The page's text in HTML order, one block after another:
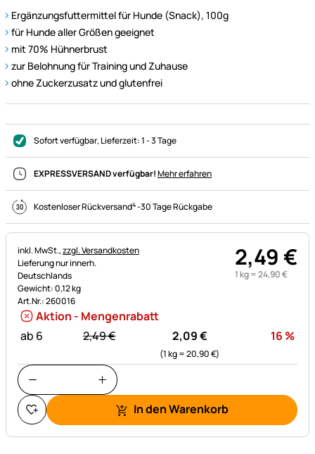
Ergänzungsfuttermittel für Hunde (Snack), 100g
für Hunde aller Größen geeignet
mit 70% Hühnerbrust
zur Belohnung für Training und Zuhause
ohne Zuckerzusatz und glutenfrei
Sofort verfügbar, Lieferzeit:1 - 3 Tage
EXPRESSVERSAND verfügbar!Mehr erfahren
Kostenloser Rückversand4-30 Tage Rückgabe
Steuerhinweis:
inkl. MwSt.,zzgl. Versandkosten
Lieferung nur innerh.
Deutschlands
Gewicht: 0,12 kg
Art.Nr.: 260016
2,49€
1 kg =24,90€
Aktion - Mengenrabatt
ab 6
statt:
2,49€ 2,09€
(1 kg =20,90€)
16 %
In den Warenkorb